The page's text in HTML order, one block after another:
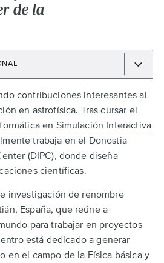
de la
contribuciones interesantes al
en astrofísica. Tras cursar el
en Simulación Interactiva
trabaja en el Donostia
(DIPC), donde diseña
científicas.
investigación de renombre
España, que reúne a
para trabajar en proyectos
está dedicado a generar
en el campo de la Física básica y